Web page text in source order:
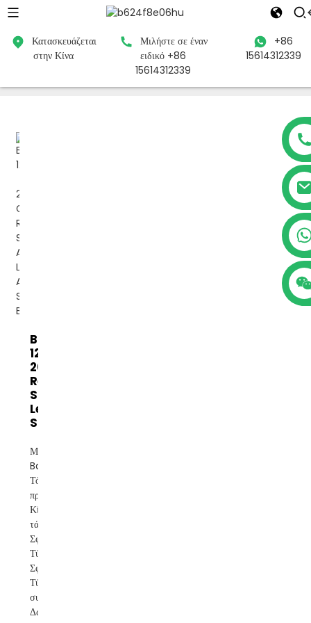
Κατασκευάζεται
στην Κίνα
Μιλήστε σε έναν
ειδικό +86
15614312339
+86
15614312339
Προϊόντα Μπαταρία μολύβδου-οξέος
Μπαταρία
Banatton
12V100AH ​​
200AH Gel
Rechargeable
Storage AGM
Lead Acid
Solar Battery
Μάρκα:
Banatton
Τόπος
προέλευσης:
Κίνα Εύρος
τάσης: 12V
Σφραγισμένος
Τύπος:
Σφραγισμένος
Τύπος
συντήρησης:
Δωρεάν